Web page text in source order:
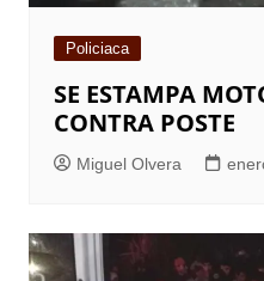
Policiaca
SE ESTAMPA
CONTRA POSTE
Miguel Olvera